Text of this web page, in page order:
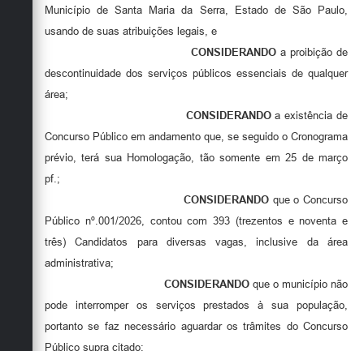
Município de Santa Maria da Serra, Estado de São Paulo,
usando de suas atribuições legais, e
CONSIDERANDO a proibição de
descontinuidade dos serviços públicos essenciais de qualquer
área;
CONSIDERANDOa existência de
Concurso Público em andamento que, se seguido o Cronograma
prévio, terá sua Homologação, tão somente em 25 de março
pf.;
CONSIDERANDOque o Concurso
Público nº.001/2026, contou com 393 (trezentos e noventa e
três) Candidatos para diversas vagas, inclusive da área
administrativa;
CONSIDERANDOque o município não
pode interromper os serviços prestados à sua população,
portanto se faz necessário aguardar os trâmites do Concurso
Público supra citado;